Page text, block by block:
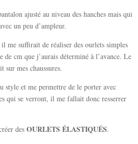
ajusté au niveau des hanches mais qui
un peu d’ampleur.
me suffirait de réaliser des ourlets simples
de cm que j’aurais déterminé à l’avance. Le
sur mes chaussures.
style et me permettre de le porter avec
qui se verront, il me fallait donc resserrer
des OURLETS ÉLASTIQUÉS.